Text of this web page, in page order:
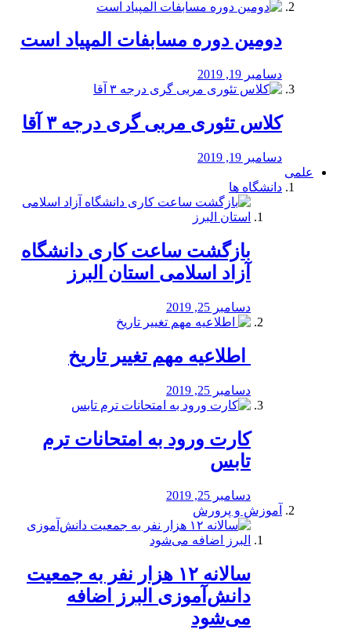
دومین دوره مسابفات المپیاد است
دسامبر 19, 2019
کلاس تئوری مربی گری درجه ۳ آقا
دسامبر 19, 2019
علمی
دانشگاه ها
بازگشت ساعت کاری دانشگاه
آزاد اسلامی استان البرز
دسامبر 25, 2019
️ اطلاعیه مهم تغییر تاریخ
دسامبر 25, 2019
کارت ورود به امتحانات ترم
تابس
دسامبر 25, 2019
آموزش و پرورش
️سالانه ۱۲ هزار نفر به جمعیت
دانش‌آموزی البرز اضافه
می‌شود